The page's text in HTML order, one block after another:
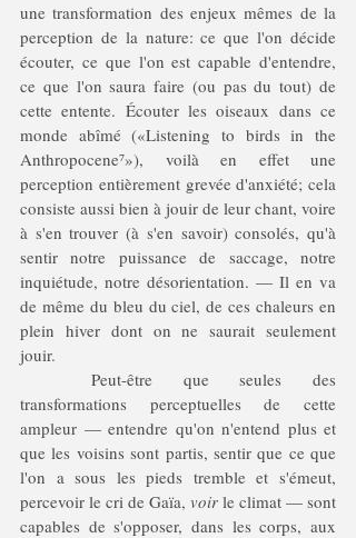
une transformation des enjeux mêmes de la
perception de la nature: ce que l'on décide
écouter, ce que l'on est capable d'entendre,
ce que l'on saura faire (ou pas du tout) de
cette entente. Écouter les oiseaux dans ce
monde abîmé («Listening to birds in the
Anthropocene⁷»), voilà en effet une
perception entièrement grevée d'anxiété; cela
consiste aussi bien à jouir de leur chant, voire
à s'en trouver (à s'en savoir) consolés, qu'à
sentir notre puissance de saccage, notre
inquiétude, notre désorientation. — Il en va
de même du bleu du ciel, de ces chaleurs en
plein hiver dont on ne saurait seulement
jouir.
transformations perceptuelles de cette
ampleur — entendre qu'on n'entend plus et
que les voisins sont partis, sentir que ce que
l'on a sous les pieds tremble et s'émeut,
percevoir le cri de Gaïa, voir le climat — sont
capables de s'opposer, dans les corps, aux